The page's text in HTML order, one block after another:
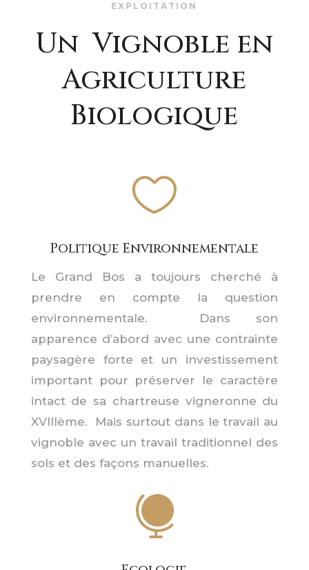
EXPLOITATION
Un Vignoble en
Agriculture
Biologique

Politique Environnementale
Le Grand Bos a toujours cherché à
prendre en compte la question
environnementale. Dans son
apparence d’abord avec une contrainte
paysagère forte et un investissement
important pour préserver le caractère
intact de sa chartreuse vigneronne du
XVIIIème. Mais surtout dans le travail au
vignoble avec un travail traditionnel des
sols et des façons manuelles.
